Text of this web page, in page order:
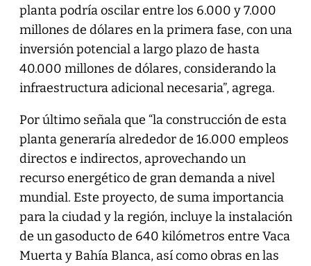
planta podría oscilar entre los 6.000 y 7.000
millones de dólares en la primera fase, con una
inversión potencial a largo plazo de hasta
40.000 millones de dólares, considerando la
infraestructura adicional necesaria”, agrega.
Por último señala que “la construcción de esta
planta generaría alrededor de 16.000 empleos
directos e indirectos, aprovechando un
recurso energético de gran demanda a nivel
mundial. Este proyecto, de suma importancia
para la ciudad y la región, incluye la instalación
de un gasoducto de 640 kilómetros entre Vaca
Muerta y Bahía Blanca, así como obras en las